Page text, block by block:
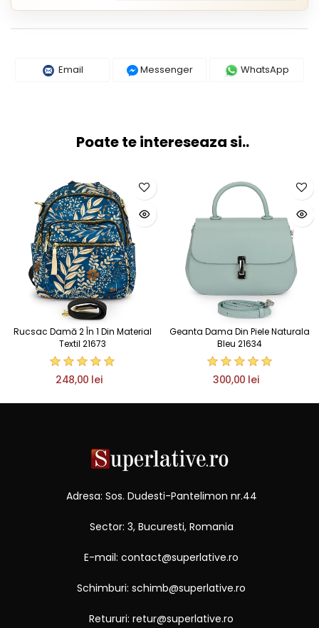
Email Messenger WhatsApp
Poate te intereseaza si..
Rucsac Damă 2 În 1 Din Material
Textil 21673
248,00 lei
Geanta Dama Din Piele Naturala
Bleu 21634
300,00 lei
Adresa: Sos. Dudesti-Pantelimon nr.44
Sector: 3, Bucuresti, Romania
E-mail: contact@superlative.ro
Schimburi: schimb@superlative.ro
Retururi: retur@superlative.ro